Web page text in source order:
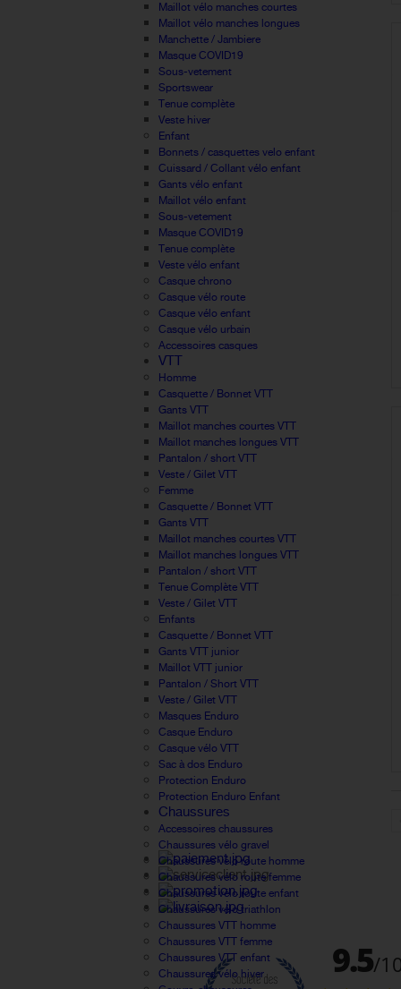
Maillot vélo manches courtes
Maillot vélo manches longues
Manchette / Jambiere
Masque COVID19
Sous-vetement
Sportswear
Tenue complète
Veste hiver
Enfant
Bonnets / casquettes velo enfant
Cuissard / Collant vélo enfant
Gants vélo enfant
Maillot vélo enfant
Sous-vetement
Masque COVID19
Tenue complète
Veste vélo enfant
Casque chrono
Casque vélo route
Casque vélo enfant
Casque vélo urbain
Accessoires casques
VTT
Homme
Casquette / Bonnet VTT
Gants VTT
Maillot manches courtes VTT
Maillot manches longues VTT
Pantalon / short VTT
Veste / Gilet VTT
Femme
Casquette / Bonnet VTT
Gants VTT
Maillot manches courtes VTT
Maillot manches longues VTT
Pantalon / short VTT
Tenue Complète VTT
Veste / Gilet VTT
Enfants
Casquette / Bonnet VTT
Gants VTT junior
Maillot VTT junior
Pantalon / Short VTT
Veste / Gilet VTT
Masques Enduro
Casque Enduro
Casque vélo VTT
Sac à dos Enduro
Protection Enduro
Protection Enduro Enfant
Chaussures
Accessoires chaussures
Chaussures vélo gravel
Chaussures vélo route homme
Chaussures vélo route femme
Chaussures vélo route enfant
Chaussures vélo triathlon
Chaussures VTT homme
Chaussures VTT femme
Chaussures VTT enfant
Chaussures vélo hiver